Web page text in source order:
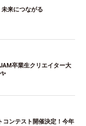
未来につながる
卒業生クリエイター大
コンテスト開催決定！今年